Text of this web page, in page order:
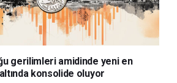
gerilimleri amidinde yeni en
konsolide oluyor